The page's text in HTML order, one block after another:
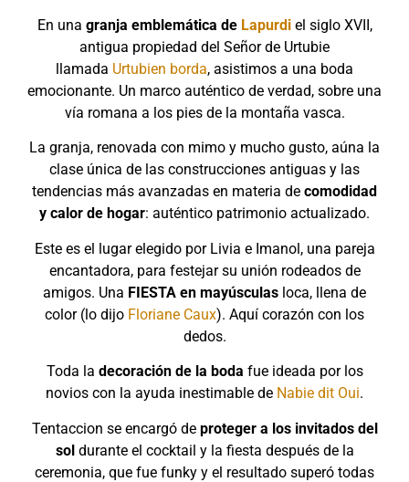
En una granja emblemática de Lapurdiel siglo XVII,
antigua propiedad del Señor de Urtubie
llamada Urtubien borda, asistimos a una boda
emocionante. Un marco auténtico de verdad, sobre una
vía romana a los pies de la montaña vasca.
La granja, renovada con mimo y mucho gusto, aúna la
clase única de las construcciones antiguas y las
tendencias más avanzadas en materia de comodidad
y calor de hogar: auténtico patrimonio actualizado.
Este es el lugar elegido por Livia e Imanol, una pareja
encantadora, para festejar su unión rodeados de
amigos. Una FIESTA en mayúsculas loca, llena de
color (lo dijo Floriane Caux). Aquí corazón con los
dedos.
Toda la decoración de la boda fue ideada por los
novios con la ayuda inestimable de Nabie dit Oui.
Tentaccion se encargó de proteger a los invitados del
soldurante el cocktail y la fiesta después de la
ceremonia, que fue funky y el resultado superó todas